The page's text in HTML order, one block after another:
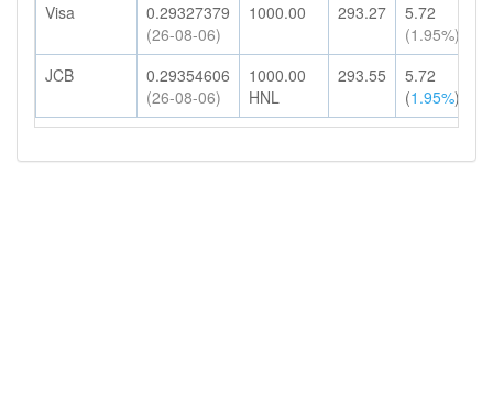
Visa
0.29327379
(26-08-06)
1000.00 293.27
5.72
(1.95%)
JCB
0.29354606
(26-08-06)
1000.00
HNL
293.55
5.72
(1.95%)